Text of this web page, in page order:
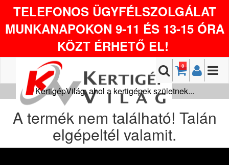
TELEFONOS ÜGYFÉLSZOLGÁLAT
MUNKANAPOKON 9-11 ÉS 13-15 ÓRA
KÖZT ÉRHETŐ EL!
0
KertigépVilág, ahol a kertigépek születnek...
A termék nem található! Talán
elgépeltél valamit.